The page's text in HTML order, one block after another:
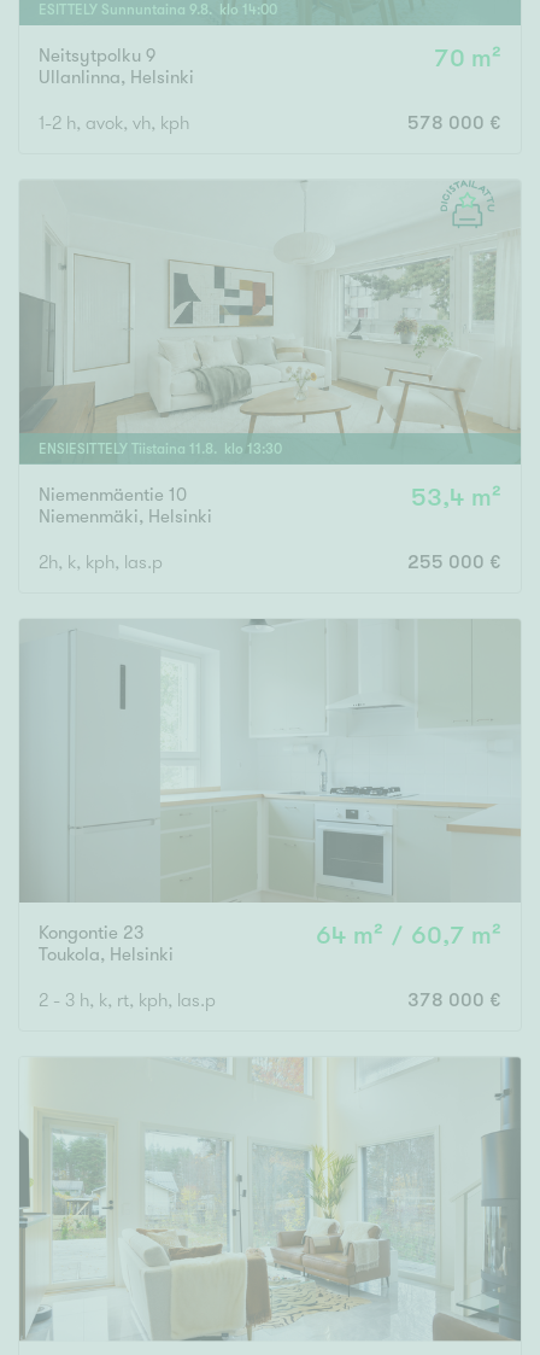
ESITTELY Sunnuntaina 9. 8. klo 14:00
Neitsytpolku 9
Ullanlinna, Helsinki
70 m²
1-2 h, avok, vh, kph 578 000 €
ENSIESITTELY Tiistaina 11 .8. klo 13:30
Niemenmäentie 10
Niemenmäki, Helsinki
53,4 m²
2h, k, kph, las.p 255 000 €
Kongontie 23
Toukola, Helsinki
64 m² / 60,7 m²
2 - 3 h, k, rt, kph, las.p 378 000 €